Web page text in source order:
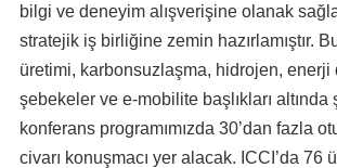
bilgi ve deneyim alışverişine olanak
stratejik iş birliğine zemin hazırlamıştır.
üretimi, karbonsuzlaşma, hidrojen, enerji
şebekeler ve e-mobilite başlıkları altında
konferans programımızda 30’dan fazla
civarı konuşmacı yer alacak. ICCI’da 76